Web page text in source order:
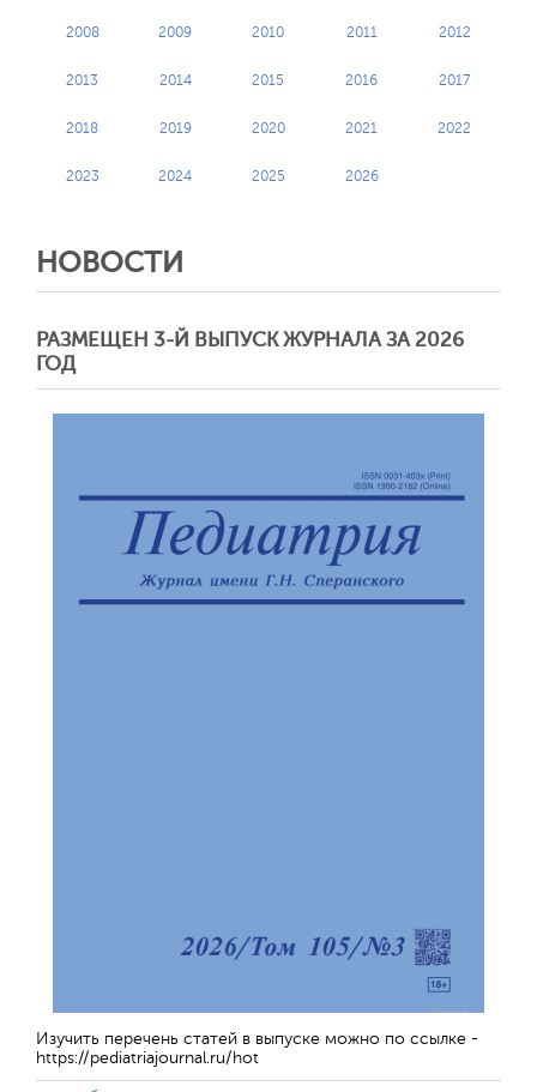
2008 2009 2010 2011 2012
2013 2014 2015 2016 2017
2018 2019 2020 2021 2022
2023 2024 2025 2026
НОВОСТИ
РАЗМЕЩЕН 3-Й ВЫПУСК ЖУРНАЛА ЗА 2026
ГОД
Изучить перечень статей в выпуске можно по ссылке -
https://pediatriajournal.ru/hot